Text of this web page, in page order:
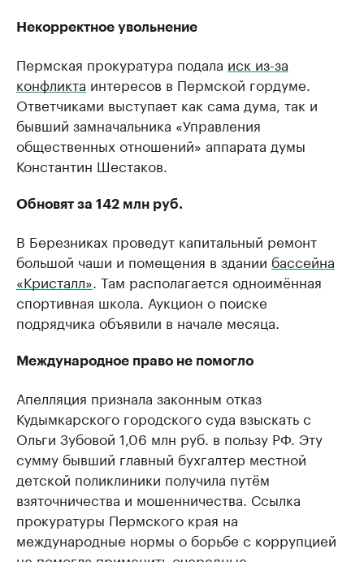
Некорректное увольнение
Пермская прокуратура подала иск из-за
конфликта интересов в Пермской гордуме.
Ответчиками выступает как сама дума, так и
бывший замначальника «Управления
общественных отношений» аппарата думы
Константин Шестаков.
Обновят за 142 млн руб.
В Березниках проведут капитальный ремонт
большой чаши и помещения в здании бассейна
«Кристалл». Там располагается одноимённая
спортивная школа. Аукцион о поиске
подрядчика объявили в начале месяца.
Международное право не помогло
Апелляция признала законным отказ
Кудымкарского городского суда взыскать с
Ольги Зубовой 1,06 млн руб. в пользу РФ. Эту
сумму бывший главный бухгалтер местной
детской поликлиники получила путём
взяточничества и мошенничества. Ссылка
прокуратуры Пермского края на
международные нормы о борьбе с коррупцией